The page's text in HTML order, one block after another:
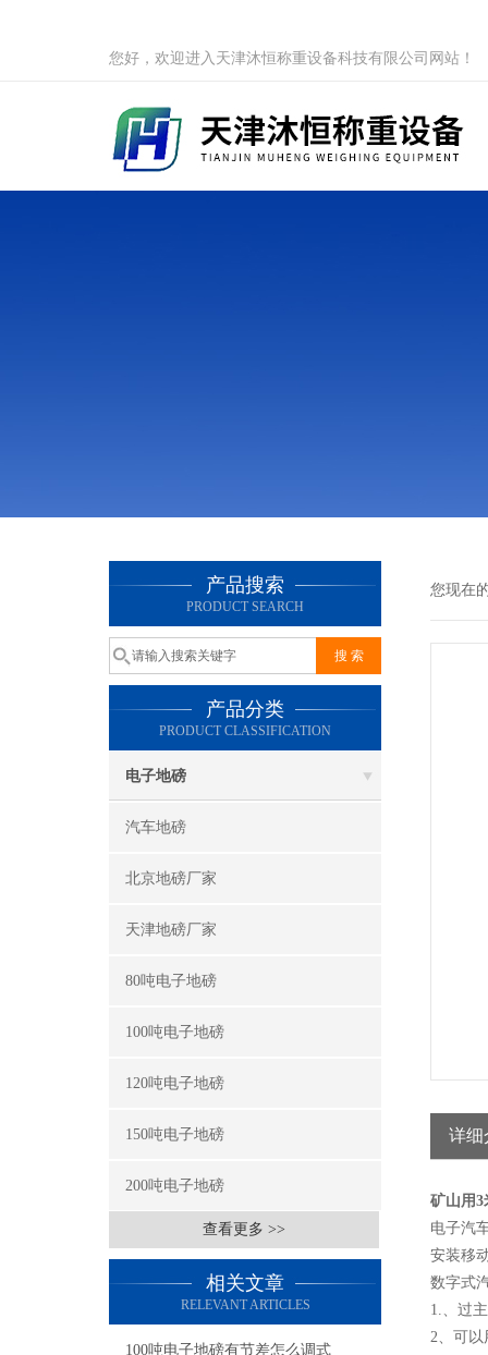
您好，欢迎进入天津沐恒称重设备科技有限公司网站！
产品搜索
PRODUCT SEARCH
产品分类
PRODUCT CLASSIFICATION
电子地磅
汽车地磅
北京地磅厂家
天津地磅厂家
80吨电子地磅
100吨电子地磅
120吨电子地磅
150吨电子地磅
200吨电子地磅
查看更多 >>
相关文章
RELEVANT ARTICLES
100吨电子地磅有节差怎么调式
您现在
详细
矿山用3
电子汽
安装移
数字式
1.、过
2、可以